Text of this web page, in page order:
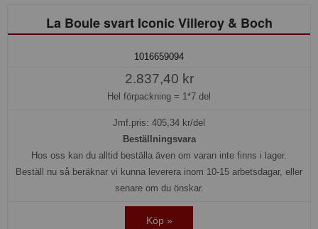
La Boule svart Iconic Villeroy & Boch
1016659094
2.837,40 kr
Hel förpackning = 1*7 del
Jmf.pris: 405,34 kr/del
Beställningsvara
Hos oss kan du alltid beställa även om varan inte finns i lager.
Beställ nu så beräknar vi kunna leverera inom 10-15 arbetsdagar, eller
senare om du önskar.
Köp »